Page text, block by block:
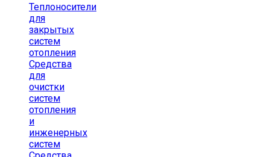
Теплоносители
для
закрытых
систем
отопления
Средства
для
очистки
систем
отопления
и
инженерных
систем